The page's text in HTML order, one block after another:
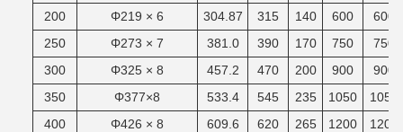
200
Φ219 × 6 304.87 315 140 600
600
250
Φ273 × 7 381.0 390 170 750
750
300
Φ325 × 8 457.2 470 200 900
900
350
Φ377×8 533.4 545 235 1050
1050
400
Φ426 × 8 609.6 620 265 1200
1200